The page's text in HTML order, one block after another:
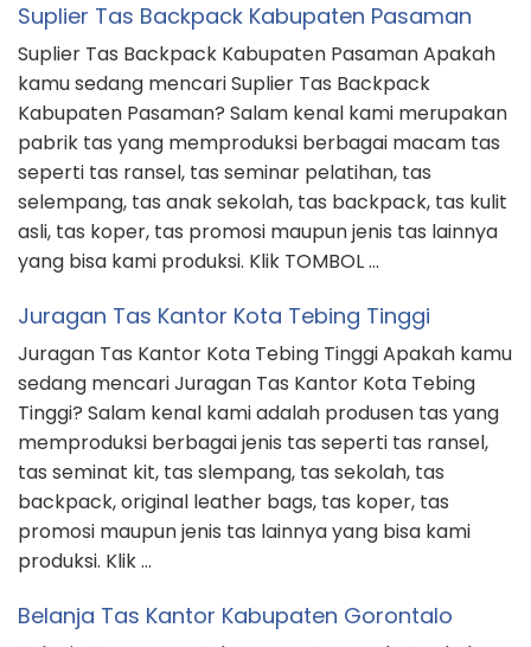
Suplier Tas Backpack Kabupaten Pasaman
Suplier Tas Backpack Kabupaten Pasaman Apakah
kamu sedang mencari Suplier Tas Backpack
Kabupaten Pasaman? Salam kenal kami merupakan
pabrik tas yang memproduksi berbagai macam tas
seperti tas ransel, tas seminar pelatihan, tas
selempang, tas anak sekolah, tas backpack, tas kulit
asli, tas koper, tas promosi maupun jenis tas lainnya
yang bisa kami produksi. Klik TOMBOL …
Juragan Tas Kantor Kota Tebing Tinggi
Juragan Tas Kantor Kota Tebing Tinggi Apakah kamu
sedang mencari Juragan Tas Kantor Kota Tebing
Tinggi? Salam kenal kami adalah produsen tas yang
memproduksi berbagai jenis tas seperti tas ransel,
tas seminat kit, tas slempang, tas sekolah, tas
backpack, original leather bags, tas koper, tas
promosi maupun jenis tas lainnya yang bisa kami
produksi. Klik …
Belanja Tas Kantor Kabupaten Gorontalo